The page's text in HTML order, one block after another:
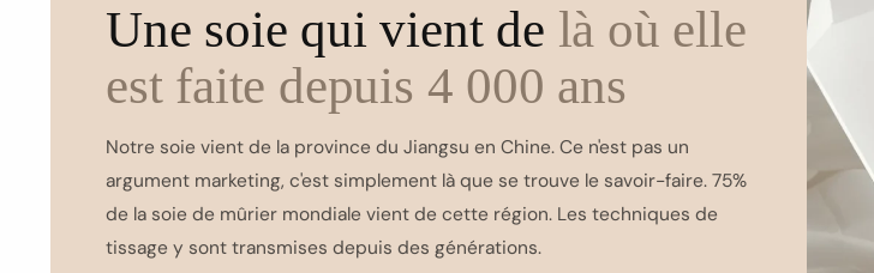
Une soie qui vient de là où elle
est faite depuis 4 000 ans
Notre soie vient de la province du Jiangsu en Chine. Ce n'est pas un
argument marketing, c'est simplement là que se trouve le savoir-faire. 75%
de la soie de mûrier mondiale vient de cette région. Les techniques de
tissage y sont transmises depuis des générations.